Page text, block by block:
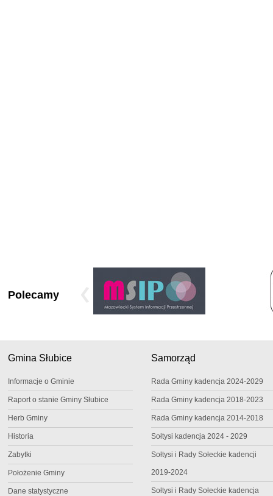
Polecamy
Gmina Słubice
Informacje o Gminie
Raport o stanie Gminy Słubice
Herb Gminy
Historia
Zabytki
Położenie Gminy
Dane statystyczne
Samorząd
Rada Gminy kadencja 2024-2029
Rada Gminy kadencja 2018-2023
Rada Gminy kadencja 2014-2018
Sołtysi kadencja 2024 - 2029
Sołtysi i Rady Sołeckie kadencji
2019-2024
Sołtysi i Rady Sołeckie kadencja